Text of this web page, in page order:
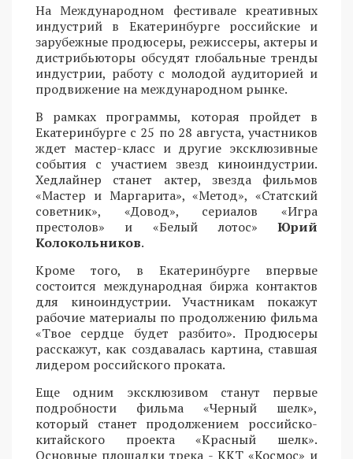
На Международном фестивале креативных
индустрий в Екатеринбурге российские и
зарубежные продюсеры, режиссеры, актеры и
дистрибьюторы обсудят глобальные тренды
индустрии, работу с молодой аудиторией и
продвижение на международном рынке.
В рамках программы, которая пройдет в
Екатеринбурге с 25 по 28 августа, участников
ждет мастер-класс и другие эксклюзивные
события с участием звезд киноиндустрии.
Хедлайнер станет актер, звезда фильмов
«Мастер и Маргарита», «Метод», «Статский
советник», «Довод», сериалов «Игра
престолов» и «Белый лотос» Юрий
Колокольников.
Кроме того, в Екатеринбурге впервые
состоится международная биржа контактов
для киноиндустрии. Участникам покажут
рабочие материалы по продолжению фильма
«Твое сердце будет разбито». Продюсеры
расскажут, как создавалась картина, ставшая
лидером российского проката.
Еще одним эксклюзивом станут первые
подробности фильма «Черный шелк»,
который станет продолжением российско-
китайского проекта «Красный шелк».
Основные площадки трека - ККТ «Космос» и